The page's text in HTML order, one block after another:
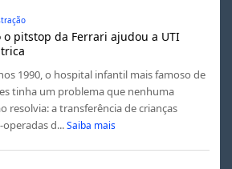
o pitstop da Ferrari ajudou a UTI
1990, o hospital infantil mais famoso de
tinha um problema que nenhuma
resolvia: a transferência de crianças
operadas d... Saiba mais